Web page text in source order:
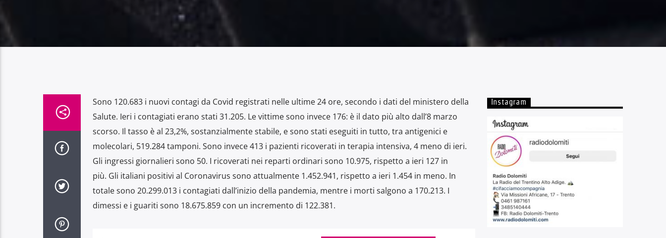
Sono 120.683 i nuovi contagi da Covid registrati nelle ultime 24 ore, secondo i dati del ministero della
Salute. Ieri i contagiati erano stati 31.205. Le vittime sono invece 176: è il dato più alto dall’8 marzo
scorso. Il tasso è al 23,2%, sostanzialmente stabile, e sono stati eseguiti in tutto, tra antigenici e
molecolari, 519.284 tamponi. Sono invece 413 i pazienti ricoverati in terapia intensiva, 4 meno di ieri.
Gli ingressi giornalieri sono 50. I ricoverati nei reparti ordinari sono 10.975, rispetto a ieri 127 in
più. Gli italiani positivi al Coronavirus sono attualmente 1.452.941, rispetto a ieri 1.454 in meno. In
totale sono 20.299.013 i contagiati dall’inizio della pandemia, mentre i morti salgono a 170.213. I
dimessi e i guariti sono 18.675.859 con un incremento di 122.381.
Instagram